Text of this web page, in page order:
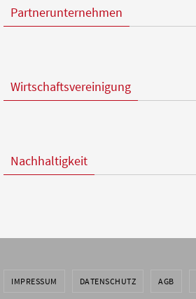
Partnerunternehmen
Wirtschaftsvereinigung
Nachhaltigkeit
IMPRESSUM DATENSCHUTZ AGB